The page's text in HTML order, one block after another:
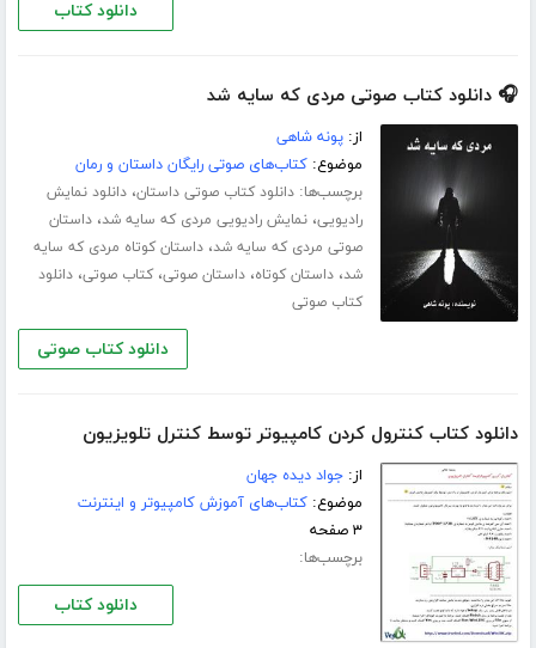
دانلود کتاب
🎧 دانلود کتاب صوتی مردی که سایه شد
از:پونه شاهی
موضوع:کتاب‌های صوتی رایگان داستان و رمان
برچسب‌ها:دانلود کتاب صوتی داستان،دانلود نمایش
رادیویی،نمایش رادیویی مردی که سایه شد،داستان
صوتی مردی که سایه شد،داستان کوتاه مردی که سایه
شد،داستان کوتاه،داستان صوتی،کتاب صوتی،دانلود
کتاب صوتی
دانلود کتاب صوتی
دانلود کتاب کنترول کردن کامپیوتر توسط کنترل تلویزیون
از:جواد دیده جهان
موضوع:کتاب‌های آموزش کامپیوتر و اینترنت
۳ صفحه
برچسب‌ها:
دانلود کتاب